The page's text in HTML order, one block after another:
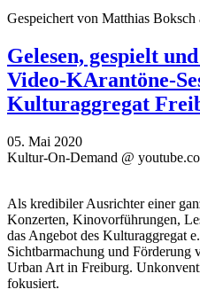
Gespeichert von Matthias Boksch
Gelesen, gespielt
Video-KArantöne-
Kulturaggregat
05. Mai 2020
Kultur-On-Demand @
Als kredibiler Ausrichter einer
Konzerten, Kinovorführungen,
das Angebot des Kulturaggregat
Sichtbarmachung und Förderung
Urban Art in Freiburg.
fokusiert.